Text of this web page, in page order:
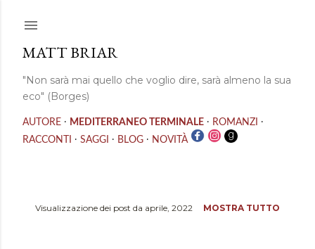
MATT BRIAR
"Non sarà mai quello che voglio dire, sarà almeno la sua
eco" (Borges)
AUTORE · MEDITERRANEO TERMINALE · ROMANZI ·
RACCONTI · SAGGI · BLOG · NOVITÀ
Visualizzazione dei post da aprile, 2022 MOSTRA TUTTO